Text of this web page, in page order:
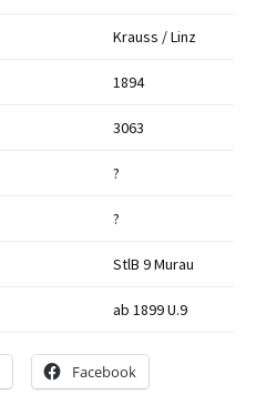
Krauss / Linz
1894
3063
?
?
StlB 9 Murau
ab 1899 U.9
Facebook